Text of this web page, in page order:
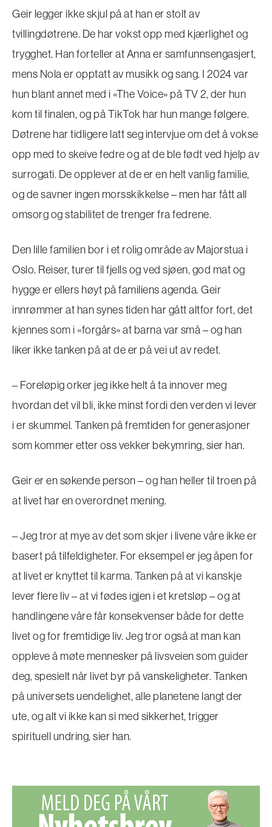
Geir legger ikke skjul på at han er stolt av
tvillingdøtrene. De har vokst opp med kjærlighet og
trygghet. Han forteller at Anna er samfunnsengasjert,
mens Nola er opptatt av musikk og sang. I 2024 var
hun blant annet med i «The Voice» på TV 2, der hun
kom til finalen, og på TikTok har hun mange følgere.
Døtrene har tidligere latt seg intervjue om det å vokse
opp med to skeive fedre og at de ble født ved hjelp av
surrogati. De opplever at de er en helt vanlig familie,
og de savner ingen morsskikkelse – men har fått all
omsorg og stabilitet de trenger fra fedrene.
Den lille familien bor i et rolig område av Majorstua i
Oslo. Reiser, turer til fjells og ved sjøen, god mat og
hygge er ellers høyt på familiens agenda. Geir
innrømmer at han synes tiden har gått altfor fort, det
kjennes som i «forgårs» at barna var små – og han
liker ikke tanken på at de er på vei ut av redet.
– Foreløpig orker jeg ikke helt å ta innover meg
hvordan det vil bli, ikke minst fordi den verden vi lever
i er skummel. Tanken på fremtiden for generasjoner
som kommer etter oss vekker bekymring, sier han.
Geir er en søkende person – og han heller til troen på
at livet har en overordnet mening.
– Jeg tror at mye av det som skjer i livene våre ikke er
basert på tilfeldigheter. For eksempel er jeg åpen for
at livet er knyttet til karma. Tanken på at vi kanskje
lever flere liv – at vi fødes igjen i et kretsløp – og at
handlingene våre får konsekvenser både for dette
livet og for fremtidige liv. Jeg tror også at man kan
oppleve å møte mennesker på livsveien som guider
deg, spesielt når livet byr på vanskeligheter. Tanken
på universets uendelighet, alle planetene langt der
ute, og alt vi ikke kan si med sikkerhet, trigger
spirituell undring, sier han.